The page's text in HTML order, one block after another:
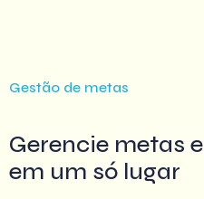
Gestão de metas
Gerencie metas e
em um só lugar